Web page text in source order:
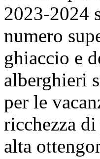
2023-2024
numero
ghiaccio e
alberghieri
per le
ricchezza
alta